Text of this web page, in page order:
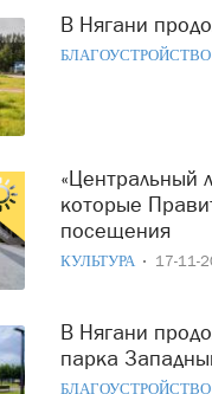
В Нягани
БЛАГОУСТРОЙСТВО
«Центральный лес» Нягани попал в ТОП-мест Югры,
которые
посещения
КУЛЬТУРА 17-11-
В Нягани продолжится реализация второго этапа проекта
парка
БЛАГОУСТРОЙСТВО